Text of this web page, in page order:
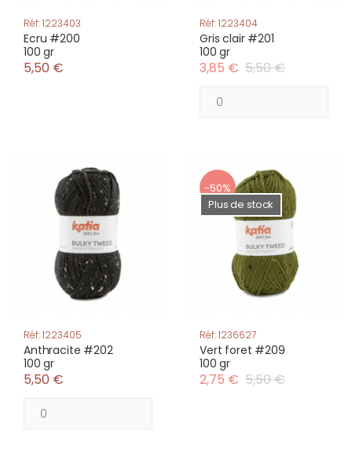
Réf: 1223403
Ecru #200
100 gr
5,50 €
Réf: 1223404
Gris clair #201
100 gr
3,85 € 5,50 €
Réf: 1223405
Anthracite #202
100 gr
5,50 €
-50%
Plus de stock
Réf: 1236627
Vert foret #209
100 gr
2,75 € 5,50 €